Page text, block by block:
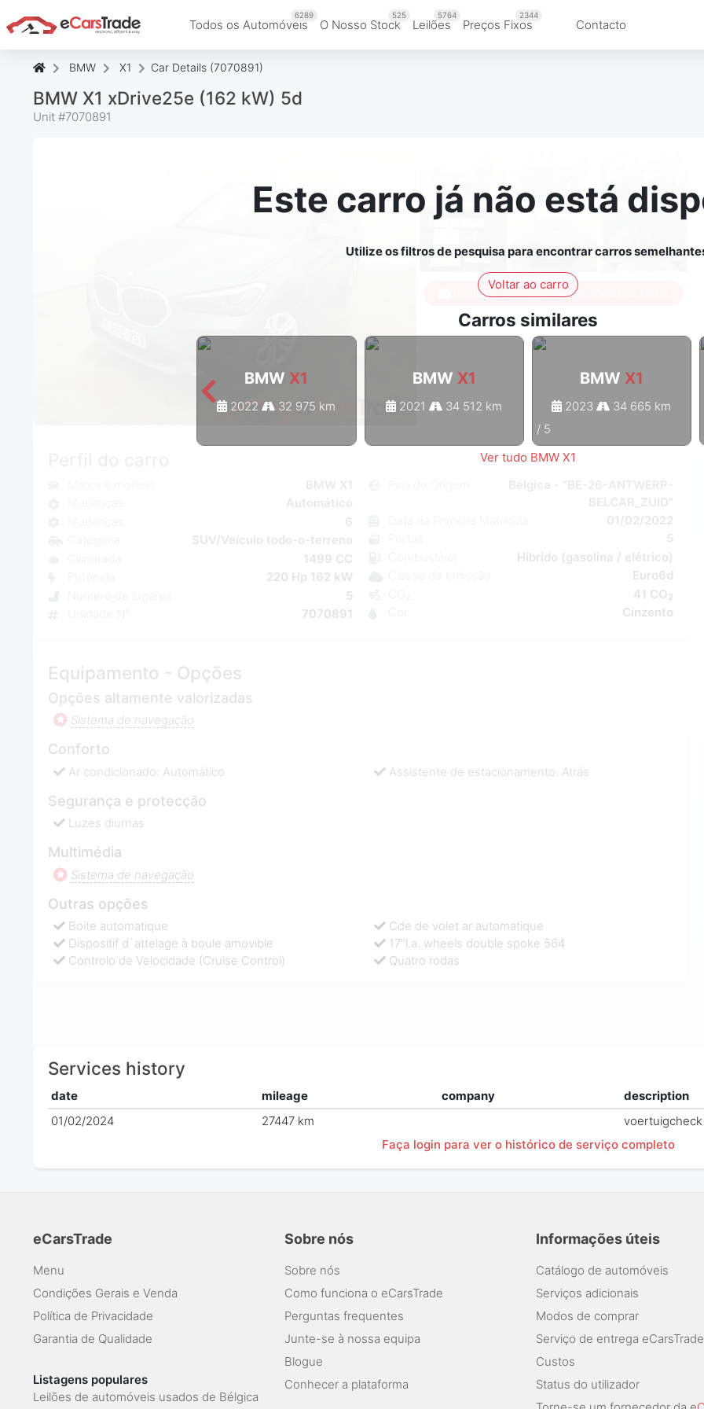
Todos os Automóveis
6289
O Nosso Stock
525
Leilões
5764
Preços Fixos
2344
Contacto
BMW X1 Car Details (7070891)
BMW X1 xDrive25e (162 kW) 5d
Unit #7070891
Este carro já não está
Utilize os filtros de pesquisa para encontrar carros
Voltar ao carro
Carros similares
BMW X1
2022 32 975 km
BMW X1
2021 34 512 km
BMW X1
2023 34 665 km
/ 5
Ver tudo BMW X1
Iniciar a sessão para ver todas as fotos
6
SUV/Veículo todo-o-terreno
1499 CC
220 Hp 162 kW
5
7070891
01/02/2022
5
Híbrido (gasolina / elétrico)
Euro6d
41 CO 2
Cinzento
Equipamento - Opções
Opções altamente valorizadas
Sistema de navegação
Conforto
Ar condicionado: Automático Assistente de estacionamento: Atrás
Segurança e protecção
Luzes diurnas
Multimédia
Sistema de navegação
Outras opções
Boite automatique
Cde de volet ar automatique
Dispositif d`attelage à boule amovible
17"l.a. wheels double spoke 564
Controlo de Velocidade (Cruise Control)
Quatro rodas
Services history
date mileage company description
01/02/2024
27447 km voertuigcheck
Faça login para ver o histórico de serviço completo
eCarsTrade
Menu
Condições Gerais e Venda
Política de Privacidade
Garantia de Qualidade
Listagens populares
Leilões de automóveis usados de Bélgica
Sobre nós
Sobre nós
Como funciona o eCarsTrade
Perguntas frequentes
Junte-se à nossa equipa
Blogue
Conhecer a plataforma
Informações úteis
Catálogo de automóveis
Serviços adicionais
Modos de comprar
Serviço de entrega eCarsTrade
Custos
Status do utilizador